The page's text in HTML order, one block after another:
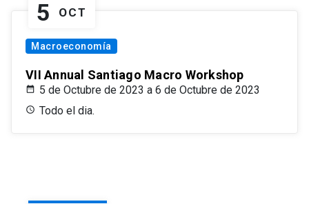
5 OCT
Macroeconomía
VII Annual Santiago Macro Workshop
5 de Octubre de 2023 a 6 de Octubre de 2023
Todo el dia.